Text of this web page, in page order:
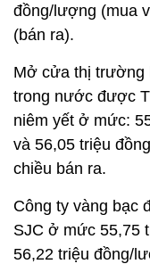
đồng/lượng (mua
(bán ra).
Mở cửa thị trường
trong nước được
niêm yết ở mức:
và 56,05 triệu
chiều bán ra.
Công ty vàng bạc
SJC ở mức 55,75
56,22 triệu đồng/